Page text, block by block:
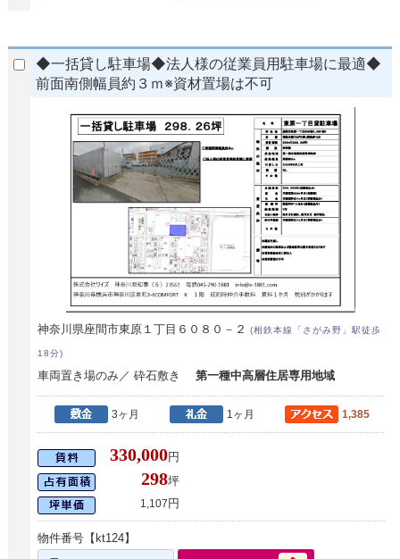
◆一括貸し駐車場◆法人様の従業員用駐車場に最適◆
前面南側幅員約３ｍ※資材置場は不可
神奈川県座間市東原１丁目６０８０－２(相鉄本線「さがみ野」駅徒歩
18分)
車両置き場のみ／ 砕石敷き第一種中高層住居専用地域
3ヶ月 1ヶ月 1,385
330,000円
298坪
1,107円
物件番号【kt124】